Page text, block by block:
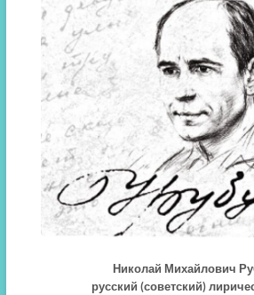
Николай Михайлович
русский (советский)